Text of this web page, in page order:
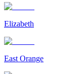
Elizabeth
East Orange